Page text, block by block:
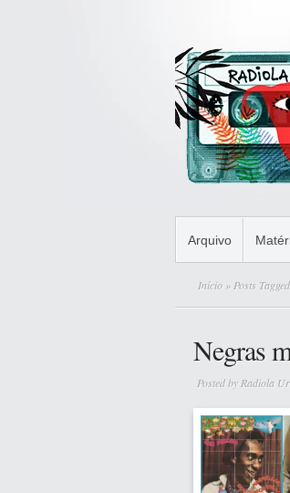
Arquivo
Início » Posts
Negras
Posted by Radiola